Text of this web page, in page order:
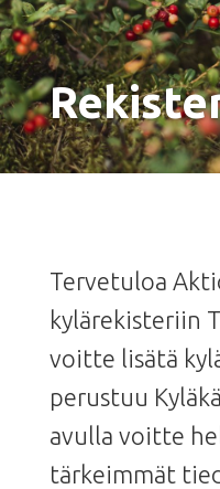
Tervetuloa
kylärekisteriin
voitte lisätä
perustuu
avulla voitte
tärkeimmät